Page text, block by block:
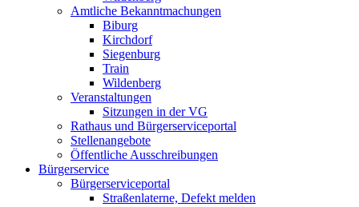
Amtliche Bekanntmachungen
Biburg
Kirchdorf
Siegenburg
Train
Wildenberg
Veranstaltungen
Sitzungen in der VG
Rathaus und Bürgerserviceportal
Stellenangebote
Öffentliche Ausschreibungen
Bürgerservice
Bürgerserviceportal
Straßenlaterne, Defekt melden